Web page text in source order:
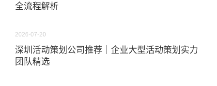
全流程解析
2026-07-20
深圳活动策划公司推荐｜企业大型活动策划实力
团队精选